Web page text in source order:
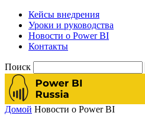
Кейсы внедрения
Уроки и руководства
Новости о Power BI
Контакты
Поиск
Домой Новости о Power BI